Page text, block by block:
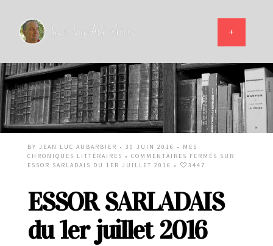
BY JEAN LUC AUBARBIER • 30 JUIN 2016 • MES
CHRONIQUES LITTÉRAIRES • COMMENTAIRES FERMÉS SUR
ESSOR SARLADAIS DU 1ER JUILLET 2016
• 3447
ESSOR SARLADAIS
du 1er juillet 2016